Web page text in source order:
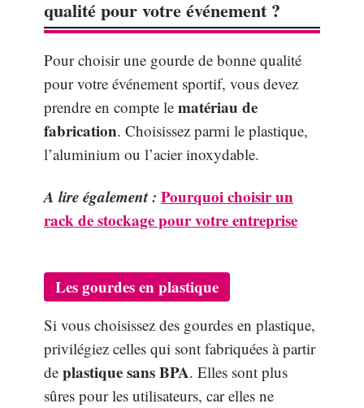
qualité pour votre événement ?
Pour choisir une gourde de bonne qualité
pour votre événement sportif, vous devez
prendre en compte le matériau de
fabrication. Choisissez parmi le plastique,
l’aluminium ou l’acier inoxydable.
A lire également : Pourquoi choisir un
rack de stockage pour votre entreprise
Les gourdes en plastique
Si vous choisissez des gourdes en plastique,
privilégiez celles qui sont fabriquées à partir
de plastique sans BPA. Elles sont plus
sûres pour les utilisateurs, car elles ne